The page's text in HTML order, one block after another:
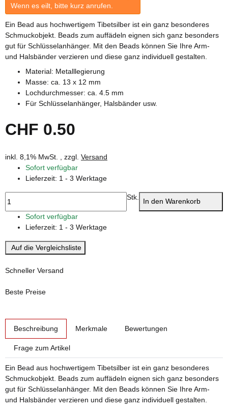
Wenn es eilt, bitte kurz anrufen.
Ein Bead aus hochwertigem Tibetsilber ist ein ganz besonderes
Schmuckobjekt. Beads zum auffädeln eignen sich ganz besonders
gut für Schlüsselanhänger. Mit den Beads können Sie Ihre Arm-
und Halsbänder verzieren und diese ganz individuell gestalten.
Material: Metalllegierung
Masse: ca. 13 x 12 mm
Lochdurchmesser: ca. 4.5 mm
Für Schlüsselanhänger, Halsbänder usw.
CHF 0.50
inkl. 8,1% MwSt. , zzgl. Versand
Sofort verfügbar
Lieferzeit: 1 - 3 Werktage
Stk.
In den Warenkorb
Sofort verfügbar
Lieferzeit: 1 - 3 Werktage
Auf die Vergleichsliste
Schneller Versand
Beste Preise
Beschreibung Merkmale Bewertungen
Frage zum Artikel
Ein Bead aus hochwertigem Tibetsilber ist ein ganz besonderes
Schmuckobjekt. Beads zum auffädeln eignen sich ganz besonders
gut für Schlüsselanhänger. Mit den Beads können Sie Ihre Arm-
und Halsbänder verzieren und diese ganz individuell gestalten.